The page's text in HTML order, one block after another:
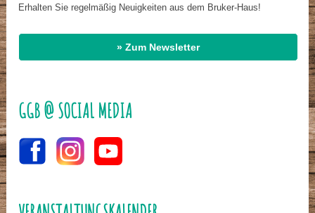
Erhalten Sie regelmäßig Neuigkeiten aus dem Bruker-Haus!
» Zum Newsletter
GGB @ SOCIAL MEDIA